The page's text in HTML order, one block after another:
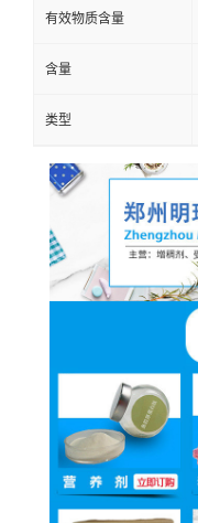
有效物质含量
含量
类型